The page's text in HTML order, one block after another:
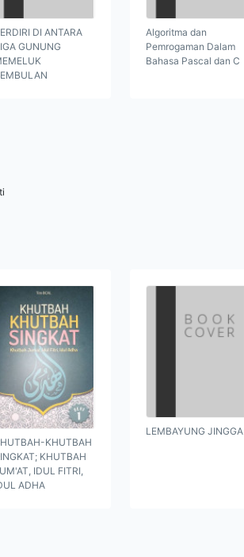
DI ANTARA
GUNUNG
Algoritma dan
Pemrogaman Dalam
Bahasa Pascal dan C
KHUTBAH
KHUTBAH
IDUL FITRI,
ADHA
LEMBAYUNG JINGGA